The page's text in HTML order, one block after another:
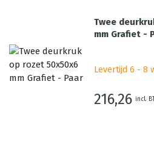
Twee
mm Grafiet -
Levertijd 6 - 8
216,26 incl.